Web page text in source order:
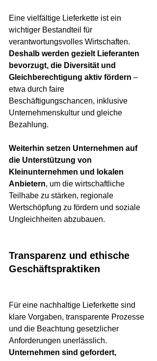
Eine vielfältige Lieferkette ist ein
wichtiger Bestandteil für
verantwortungsvolles Wirtschaften.
Deshalb werden gezielt Lieferanten
bevorzugt, die Diversität und
Gleichberechtigung aktiv fördern –
etwa durch faire
Beschäftigungschancen, inklusive
Unternehmenskultur und gleiche
Bezahlung.
Weiterhin setzen Unternehmen auf
die Unterstützung von
Kleinunternehmen und lokalen
Anbietern, um die wirtschaftliche
Teilhabe zu stärken, regionale
Wertschöpfung zu fördern und soziale
Ungleichheiten abzubauen.
Transparenz und ethische
Geschäftspraktiken
Für eine nachhaltige Lieferkette sind
klare Vorgaben, transparente Prozesse
und die Beachtung gesetzlicher
Anforderungen unerlässlich.
Unternehmen sind gefordert,